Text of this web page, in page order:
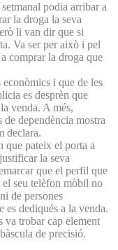
podia arribar a
la droga la seva
li van dir que si
Va ser per això i pel
comprar la droga que
i que de les
es desprèn que
venda. A més,
de dependència mostra
declara.
que pateix el porta a
la seva
que el perfil que
el seu telèfon mòbil no
de persones
es dediqués a la venda.
va trobar cap element
de precisió.